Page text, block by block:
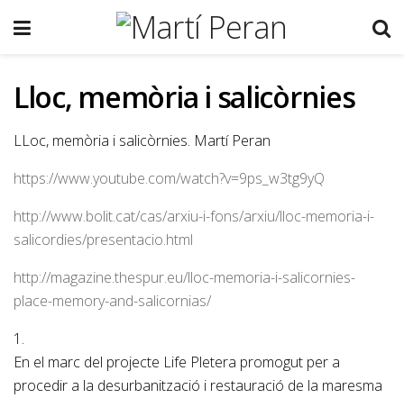
Lloc, memòria i salicòrnies
LLoc, memòria i salicòrnies. Martí Peran
https://www.youtube.com/watch?v=9ps_w3tg9yQ
http://www.bolit.cat/cas/arxiu-i-fons/arxiu/lloc-memoria-i-
salicordies/presentacio.html
http://magazine.thespur.eu/lloc-memoria-i-salicornies-
place-memory-and-salicornias/
1.
En el marc del projecte Life Pletera promogut per a
procedir a la desurbanització i restauració de la maresma